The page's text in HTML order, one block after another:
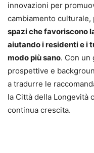
innovazioni per
cambiamento culturale,
spazi che favoriscono
aiutando i residenti e i
modo più sano. Con
prospettive e
a tradurre le
la Città della Longevità
continua crescita.